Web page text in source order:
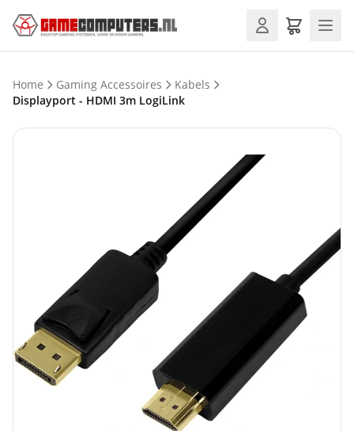
Home Gaming Accessoires
Kabels
Displayport - HDMI 3m LogiLink